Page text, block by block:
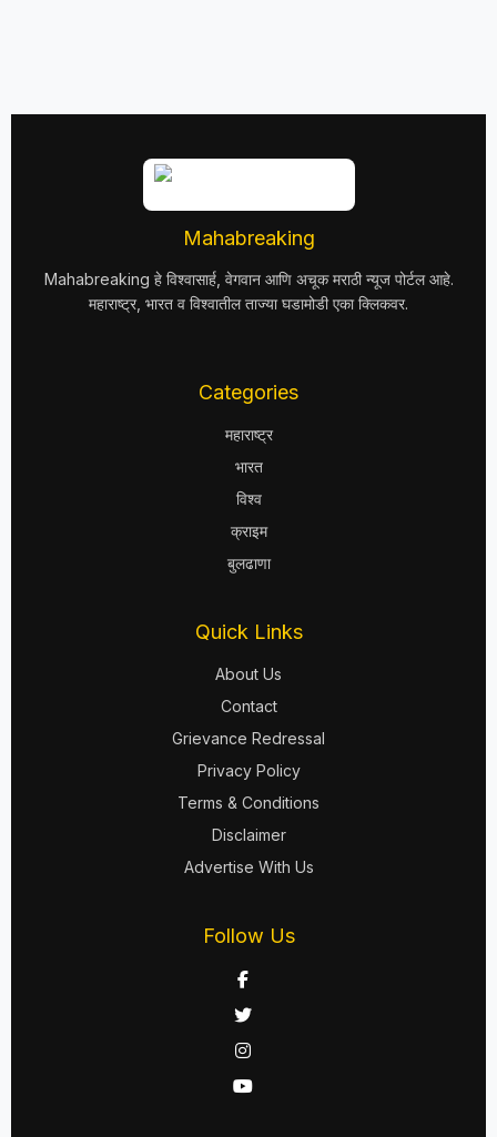
Mahabreaking
Mahabreaking हे विश्वासार्ह, वेगवान आणि अचूक मराठी न्यूज पोर्टल आहे.
महाराष्ट्र, भारत व विश्वातील ताज्या घडामोडी एका क्लिकवर.
Categories
महाराष्ट्र
भारत
विश्व
क्राइम
बुलढाणा
Quick Links
About Us
Contact
Grievance Redressal
Privacy Policy
Terms & Conditions
Disclaimer
Advertise With Us
Follow Us